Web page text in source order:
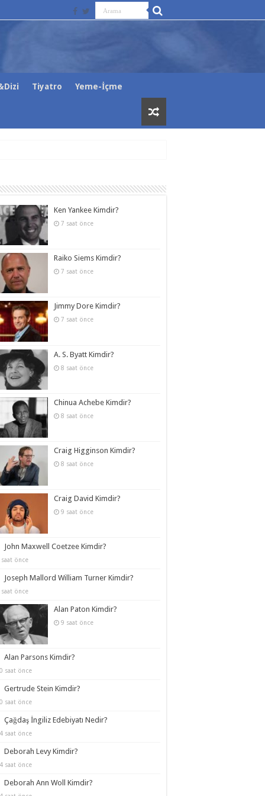
Tiyatro Yeme-İçme
Ken Yankee Kimdir?
7 saat önce
Raiko Siems Kimdir?
7 saat önce
Jimmy Dore Kimdir?
7 saat önce
A. S. Byatt Kimdir?
8 saat önce
Chinua Achebe Kimdir?
8 saat önce
Craig Higginson Kimdir?
8 saat önce
Craig David Kimdir?
9 saat önce
John Maxwell Coetzee Kimdir?
saat önce
Joseph Mallord William Turner Kimdir?
saat önce
Alan Paton Kimdir?
9 saat önce
Alan Parsons Kimdir?
saat önce
Gertrude Stein Kimdir?
saat önce
Çağdaş İngiliz Edebiyatı Nedir?
saat önce
Deborah Levy Kimdir?
saat önce
Deborah Ann Woll Kimdir?